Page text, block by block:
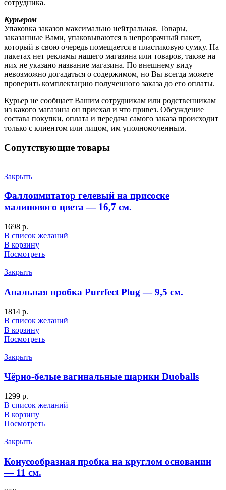
сотрудника.
Курьером
Упаковка заказов максимально нейтральная. Товары,
заказанные Вами, упаковываются в непрозрачный пакет,
который в свою очередь помещается в пластиковую сумку. На
пакетах нет рекламы нашего магазина или товаров, также на
них не указано название магазина. По внешнему виду
невозможно догадаться о содержимом, но Вы всегда можете
проверить комплектацию полученного заказа до его оплаты.
Курьер не сообщает Вашим сотрудникам или родственникам
из какого магазина он приехал и что привез. Обсуждение
состава покупки, оплата и передача самого заказа происходит
только с клиентом или лицом, им уполномоченным.
Сопутствующие товары
Закрыть
Фаллоимитатор гелевый на присоске
малинового цвета — 16,7 см.
1698 р.
В список желаний
В корзину
Посмотреть
Закрыть
Анальная пробка Purrfect Plug — 9,5 см.
1814 р.
В список желаний
В корзину
Посмотреть
Закрыть
Чёрно-белые вагинальные шарики Duoballs
1299 р.
В список желаний
В корзину
Посмотреть
Закрыть
Конусообразная пробка на круглом основании
— 11 см.